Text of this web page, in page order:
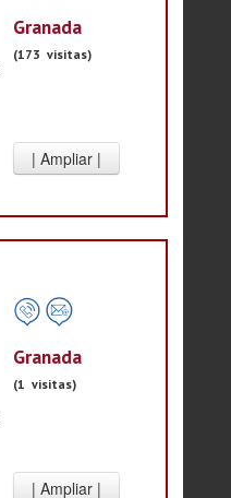
Granada
(173 visitas)
Granada
(1 visitas)